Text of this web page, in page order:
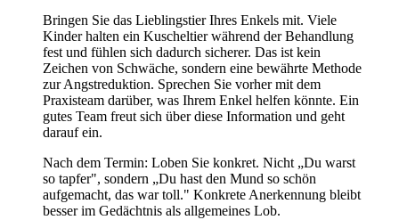
Bringen Sie das Lieblingstier Ihres Enkels mit. Viele
Kinder halten ein Kuscheltier während der Behandlung
fest und fühlen sich dadurch sicherer. Das ist kein
Zeichen von Schwäche, sondern eine bewährte Methode
zur Angstreduktion. Sprechen Sie vorher mit dem
Praxisteam darüber, was Ihrem Enkel helfen könnte. Ein
gutes Team freut sich über diese Information und geht
darauf ein.
Nach dem Termin: Loben Sie konkret. Nicht „Du warst
so tapfer", sondern „Du hast den Mund so schön
aufgemacht, das war toll." Konkrete Anerkennung bleibt
besser im Gedächtnis als allgemeines Lob.